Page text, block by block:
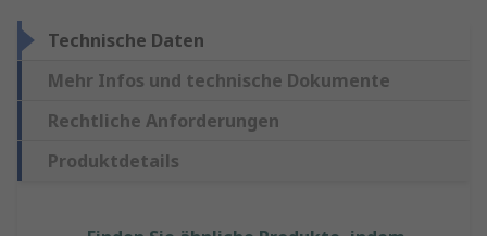
Technische Daten
Mehr Infos und technische Dokumente
Rechtliche Anforderungen
Produktdetails